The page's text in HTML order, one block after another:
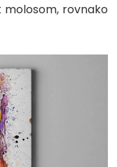
rovnako